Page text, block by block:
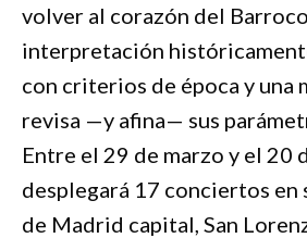
volver al corazón del
interpretación
con criterios de época y una
revisa —y afina— sus
Entre el 29 de marzo y el 20
desplegará 17 conciertos en
de Madrid capital, San